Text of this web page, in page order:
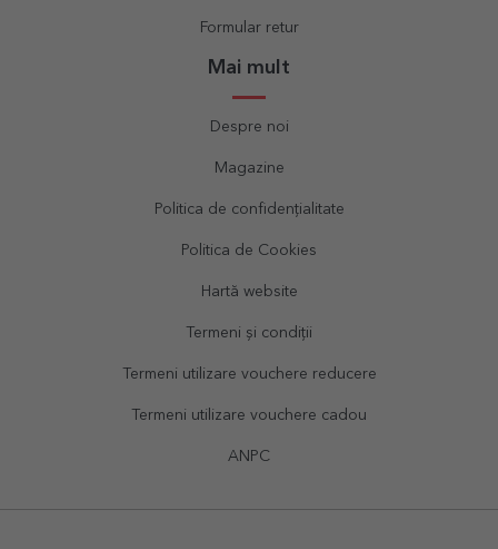
Formular retur
Mai mult
Despre noi
Magazine
Politica de confidențialitate
Politica de Cookies
Hartă website
Termeni și condiții
Termeni utilizare vouchere reducere
Termeni utilizare vouchere cadou
ANPC